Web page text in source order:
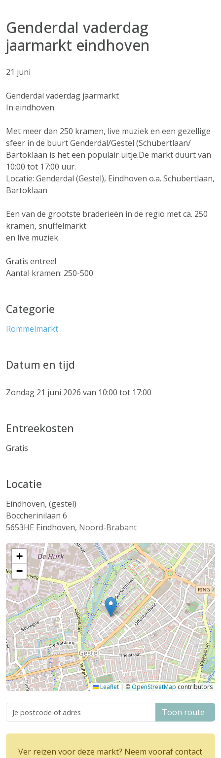
Genderdal vaderdag
jaarmarkt eindhoven
21 juni
Genderdal vaderdag jaarmarkt
In eindhoven
Met meer dan 250 kramen, live muziek en een gezellige
sfeer in de buurt Genderdal/Gestel (Schubertlaan/
Bartoklaan is het een populair uitje.De markt duurt van
10:00 tot 17:00 uur.
Locatie: Genderdal (Gestel), Eindhoven o.a. Schubertlaan,
Bartoklaan
Een van de grootste braderieën in de regio met ca. 250
kramen, snuffelmarkt
en live muziek.
Gratis entree!
Aantal kramen: 250-500
Categorie
Rommelmarkt
Datum en tijd
Zondag 21 juni 2026 van 10:00 tot 17:00
Entreekosten
Gratis
Locatie
Eindhoven, (gestel)
Boccherinilaan 6
5653HE Eindhoven, Noord-Brabant
+
−
Leaflet|©OpenStreetMap contributors
Toon route
Ver reizen voor deze markt? Neem vooraf contact